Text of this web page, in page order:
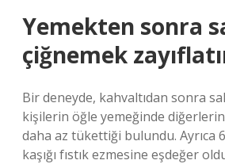
Yemekten sonra
çiğnemek
Bir deneyde, kahvaltıdan sonra
kişilerin öğle yemeğinde
daha az tükettiği bulundu. Ayrıca
kaşığı fıstık ezmesine eşdeğer